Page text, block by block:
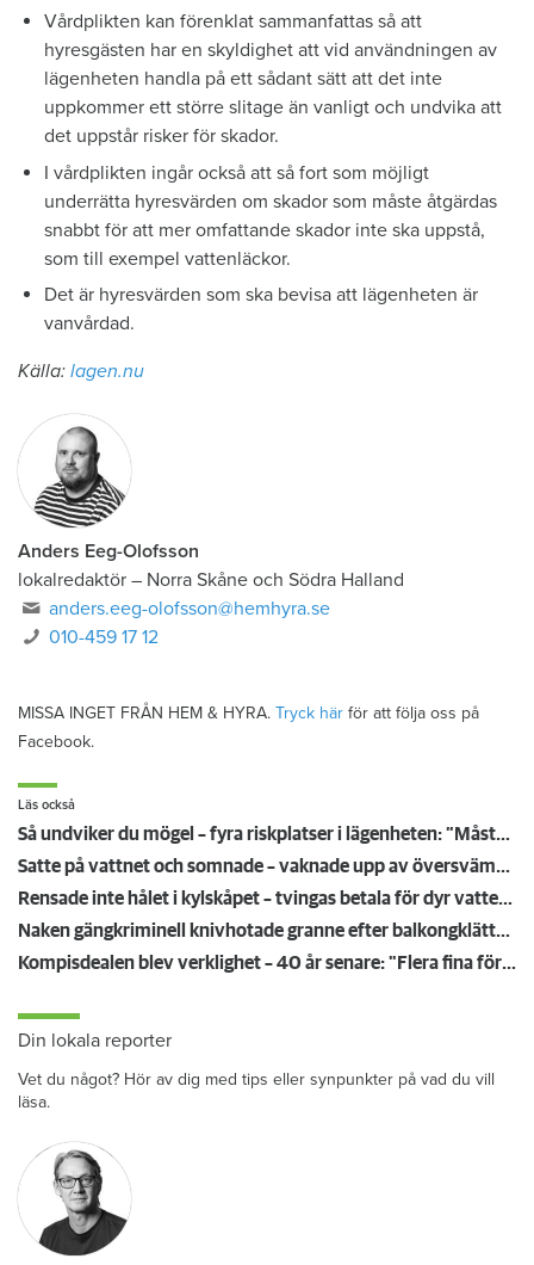
Vårdplikten kan förenklat sammanfattas så att
hyresgästen har en skyldighet att vid användningen av
lägenheten handla på ett sådant sätt att det inte
uppkommer ett större slitage än vanligt och undvika att
det uppstår risker för skador.
I vårdplikten ingår också att så fort som möjligt
underrätta hyresvärden om skador som måste åtgärdas
snabbt för att mer omfattande skador inte ska uppstå,
som till exempel vattenläckor.
Det är hyresvärden som ska bevisa att lägenheten är
vanvårdad.
Källa: lagen.nu
Anders Eeg-Olofsson
lokalredaktör – Norra Skåne och Södra Halland
anders.eeg-olofsson@hemhyra.se
010-459 17 12
MISSA INGET FRÅN HEM & HYRA. Tryck här för att följa oss på
Facebook.
Läs också
Så undviker du mögel – fyra riskplatser i lägenheten: ”Måste städa bort”
Satte på vattnet och somnade – vaknade upp av översvämning hos grannen
Rensade inte hålet i kylskåpet – tvingas betala för dyr vattenskada
Naken gängkriminell knivhotade granne efter balkongklättring
Kompisdealen blev verklighet – 40 år senare: "Flera fina fördelar med att dela bostad"
Din lokala reporter
Vet du något? Hör av dig med tips eller synpunkter på vad du vill
läsa.